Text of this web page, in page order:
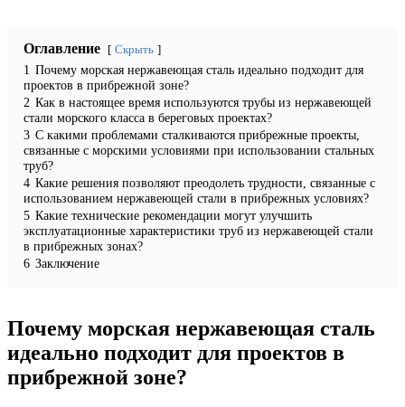
Оглавление Скрыть
1 Почему морская нержавеющая сталь идеально подходит для
проектов в прибрежной зоне?
2 Как в настоящее время используются трубы из нержавеющей
стали морского класса в береговых проектах?
3 С какими проблемами сталкиваются прибрежные проекты,
связанные с морскими условиями при использовании стальных
труб?
4 Какие решения позволяют преодолеть трудности, связанные с
использованием нержавеющей стали в прибрежных условиях?
5 Какие технические рекомендации могут улучшить
эксплуатационные характеристики труб из нержавеющей стали
в прибрежных зонах?
6 Заключение
Почему морская нержавеющая сталь
идеально подходит для проектов в
прибрежной зоне?